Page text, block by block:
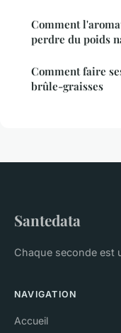
Comment
perdre du poids
Comment faire
brûle-graisses
Santedata
Chaque seconde est
NAVIGATION
Accueil